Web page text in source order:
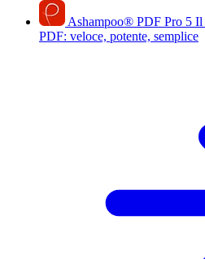
Ashampoo® PDF Pro 5 Il
PDF: veloce, potente, semplice